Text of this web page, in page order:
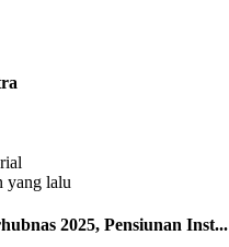
yang lalu
2025, Pensiunan Inst...